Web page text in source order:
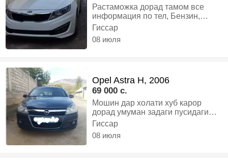
Растаможка дорад тамом все
информация по тел, Бензин,
Автомат, Седан
Гиссар
08 июля
Opel Astra H, 2006
69 000 c.
Мошин дар холати хуб карор
дорад умуман задаги пусидаги
надорад устотона оварда бинед
дакументош то 10 мохаги 2025
мошин як даст гаштаги бо камтар
Гиссар
08 июля